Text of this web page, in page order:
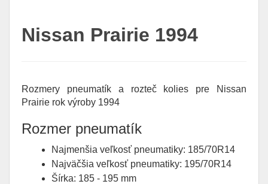
Nissan Prairie 1994
Rozmery pneumatík a rozteč kolies pre Nissan
Prairie rok výroby 1994
Rozmer pneumatík
Najmenšia veľkosť pneumatiky: 185/70R14
Najväčšia veľkosť pneumatiky: 195/70R14
Šírka: 185 - 195 mm